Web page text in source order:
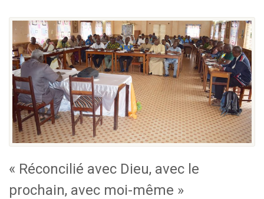
« Réconcilié avec Dieu, avec le
prochain, avec moi-même »